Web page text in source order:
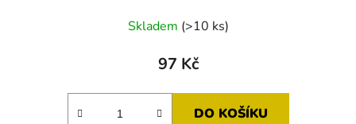
Skladem (>10 ks)
97 Kč
DO KOŠÍKU